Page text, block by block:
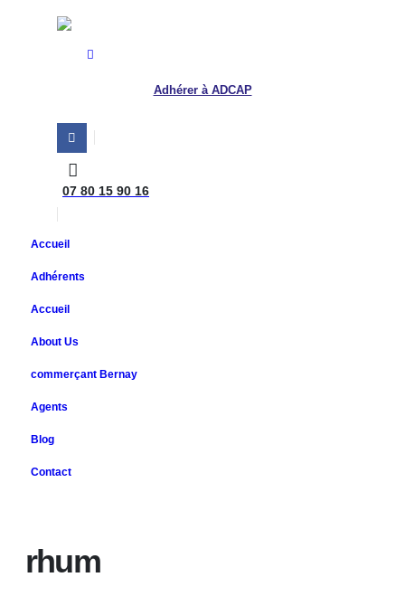
Adhérer à ADCAP
07 80 15 90 16
Accueil
Adhérents
Accueil
About Us
commerçant Bernay
Agents
Blog
Contact
rhum